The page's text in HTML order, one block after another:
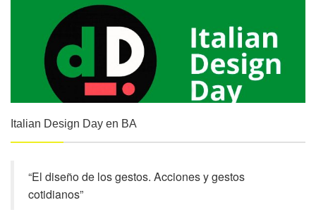
Italian Design Day en BA
“El diseño de los gestos. Acciones y gestos
cotidianos”